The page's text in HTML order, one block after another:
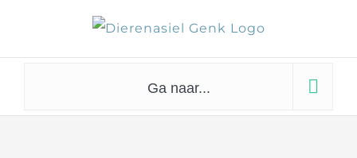
content
Ga naar...